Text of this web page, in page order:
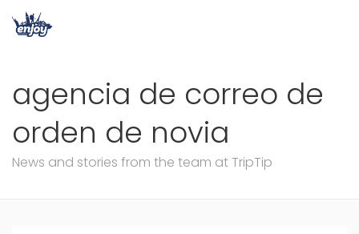
agencia de correo de
orden de novia
News and stories from the team at TripTip